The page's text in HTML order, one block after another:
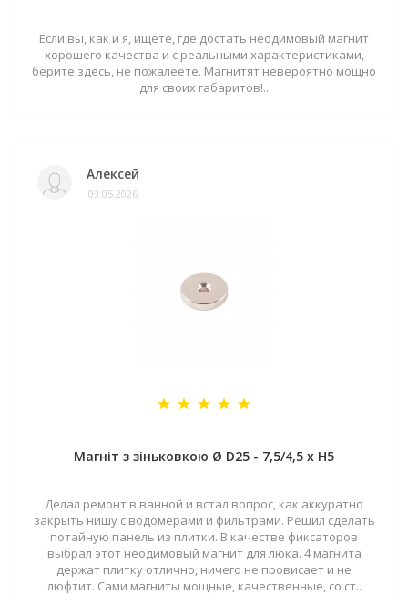
Если вы, как и я, ищете, где достать неодимовый магнит
хорошего качества и с реальными характеристиками,
берите здесь, не пожалеете. Магнитят невероятно мощно
для своих габаритов!..
Алексей
03.05.2026
Магніт з зіньковкою Ø D25 - 7,5/4,5 х H5
Делал ремонт в ванной и встал вопрос, как аккуратно
закрыть нишу с водомерами и фильтрами. Решил сделать
потайную панель из плитки. В качестве фиксаторов
выбрал этот неодимовый магнит для люка. 4 магнита
держат плитку отлично, ничего не провисает и не
люфтит. Сами магниты мощные, качественные, со ст..